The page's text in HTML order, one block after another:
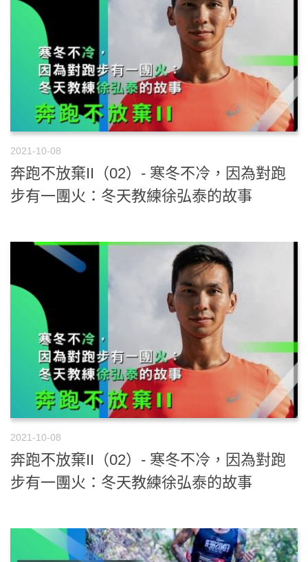
2021-10-08
奔跑不放棄II（02）- 寒冬不冷，因為對跑
步有一團火：冬天教練徐弘泰的故事
2021-10-08
奔跑不放棄II（02）- 寒冬不冷，因為對跑
步有一團火：冬天教練徐弘泰的故事